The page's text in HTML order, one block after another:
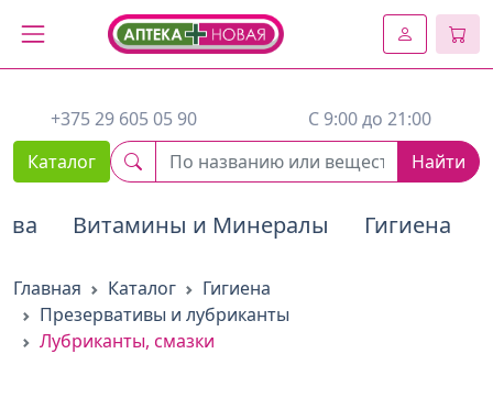
2. Вставьте этот код сразу же после открывающего тега :
+375 29 605 05 90
C 9:00 до 21:00
Каталог
Найти
Витамины и Минералы Гигиена
Главная Каталог
Гигиена
Презервативы и лубриканты
Лубриканты, смазки